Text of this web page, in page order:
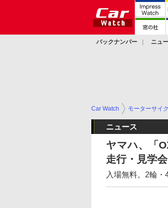
バックナンバー ニュ
Car Watch モーターサイ
ニュース
ヤマハ、「
走行・見学
入場無料。2輪